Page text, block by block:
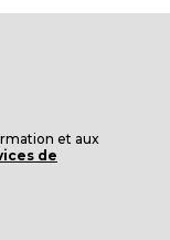
et aux
de